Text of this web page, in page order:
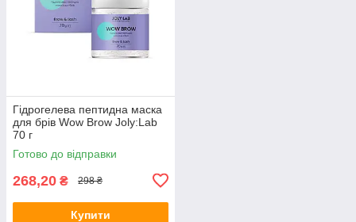
Гідрогелева пептидна маска
для брів Wow Brow Joly:Lab
70 г
Готово до відправки
268,20 ₴ 298 ₴
Купити